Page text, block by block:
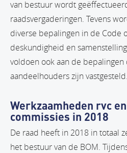
van bestuur wordt
raadsvergaderingen. Tevens
diverse bepalingen in de Code
deskundigheid en
voldoen ook aan de
aandeelhouders zijn vastgesteld.
Werkzaamheden rvc
commissies in 2018
De raad heeft in 2018 in totaal
het bestuur van de BOM.